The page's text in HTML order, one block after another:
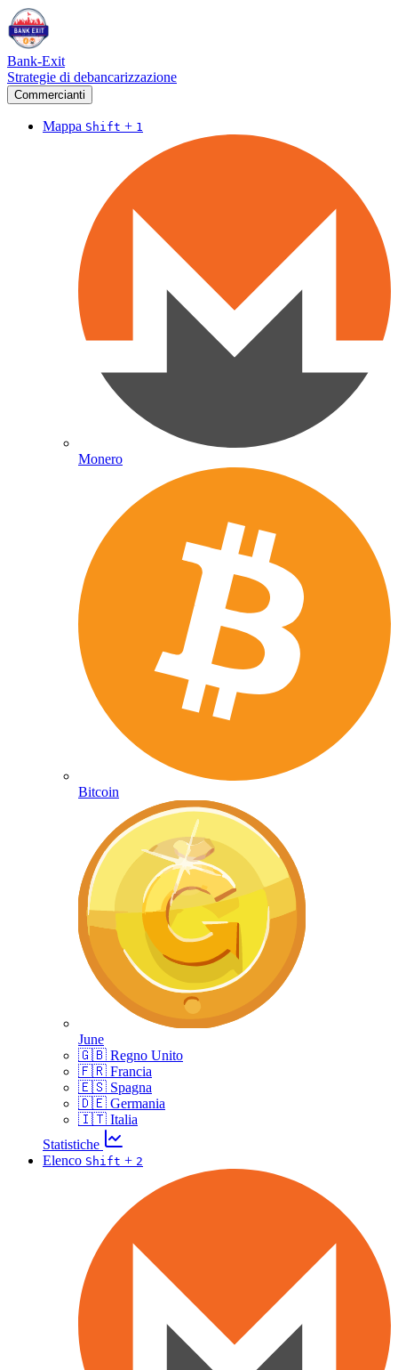
Bank-Exit
Strategie di debancarizzazione
Commercianti
Mappa Shift + 1
Monero
Bitcoin
June
🇬🇧 Regno Unito
🇫🇷 Francia
🇪🇸 Spagna
🇩🇪 Germania
🇮🇹 Italia
Statistiche
Elenco Shift + 2